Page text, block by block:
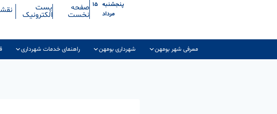
پنجشنبه ۱۵
مرداد
صفحه
نخست
پست
الکترونیک
معرفی شهر بومهن شهرداری بومهن راهنمای خدمات شهرداری